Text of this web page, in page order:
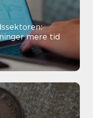
mere tid